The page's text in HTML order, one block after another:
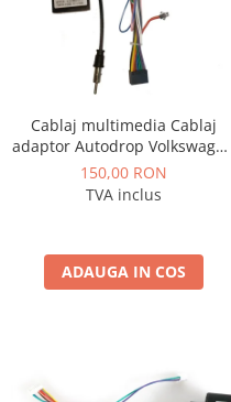
Conectică Ford
Conectică Opel
Conectică Skoda
Conectică Honda
Conectică Suzuki
Conectică Kia
Cablaj multimedia Cablaj
adaptor Autodrop Volkswagen
Touran (2004-2008) pentru
Navigații multimedia Android
150,00 RON
TVA inclus
ADAUGA IN COS